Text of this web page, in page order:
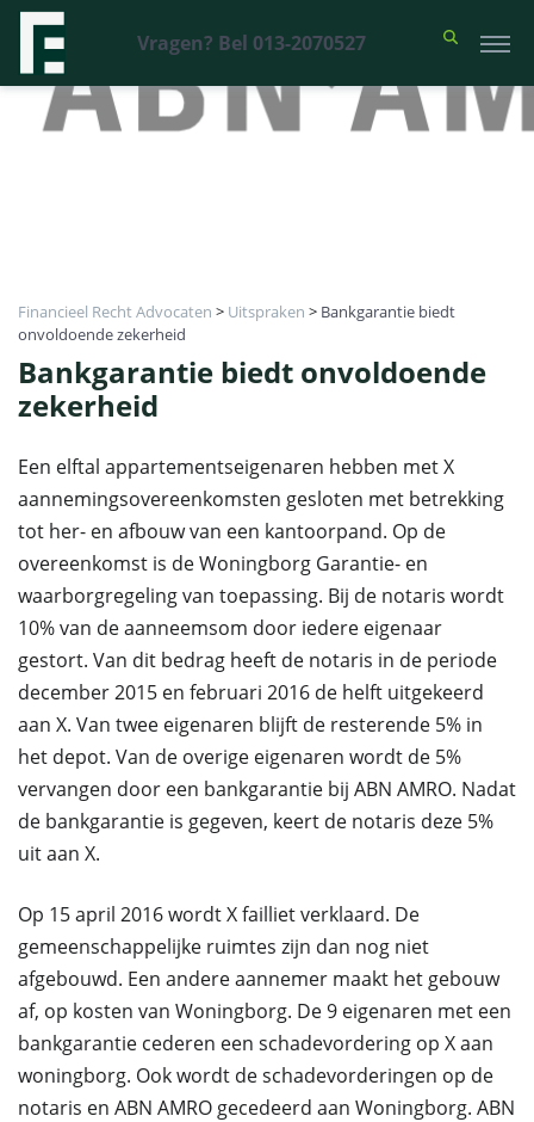
Vragen? Bel 013-2070527
Financieel Recht Advocaten > Uitspraken > Bankgarantie biedt
onvoldoende zekerheid
Bankgarantie biedt onvoldoende
zekerheid
Een elftal appartementseigenaren hebben met X
aannemingsovereenkomsten gesloten met betrekking
tot her- en afbouw van een kantoorpand. Op de
overeenkomst is de Woningborg Garantie- en
waarborgregeling van toepassing. Bij de notaris wordt
10% van de aanneemsom door iedere eigenaar
gestort. Van dit bedrag heeft de notaris in de periode
december 2015 en februari 2016 de helft uitgekeerd
aan X. Van twee eigenaren blijft de resterende 5% in
het depot. Van de overige eigenaren wordt de 5%
vervangen door een bankgarantie bij ABN AMRO. Nadat
de bankgarantie is gegeven, keert de notaris deze 5%
uit aan X.
Op 15 april 2016 wordt X failliet verklaard. De
gemeenschappelijke ruimtes zijn dan nog niet
afgebouwd. Een andere aannemer maakt het gebouw
af, op kosten van Woningborg. De 9 eigenaren met een
bankgarantie cederen een schadevordering op X aan
woningborg. Ook wordt de schadevorderingen op de
notaris en ABN AMRO gecedeerd aan Woningborg. ABN